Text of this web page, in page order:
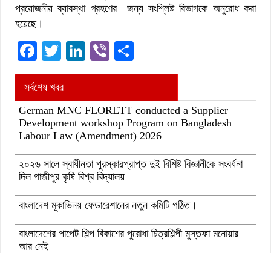
প্রয়োজনীয় ব্যাবস্থা গ্রহণের জন্য সংশ্লিষ্ট বিভাগকে অনুরোধ করা
হয়েছে।
Facebook
TwitterLinkedIn
Viber
সর্বশেষ খবর
German MNC FLORETT conducted a Supplier
Development workshop Program on Bangladesh
Labour Law (Amendment) 2026
২০২৬ সালে স্বাধীনতা পুরস্কারপ্রাপ্ত দুই বিশিষ্ট বিজ্ঞানীকে সংবর্ধনা
দিল গাজীপুর কৃষি বিশ্ব বিদ্যালয়
বাংলাদেশ মূকাভিনয় ফেডারেশানের নতুন কমিটি গঠিত।
বাংলাদেশের পাপেট শিল্প বিকাশের পুরোধা চিত্রশিল্পী মুস্তফা মনোয়ার
আর নেই